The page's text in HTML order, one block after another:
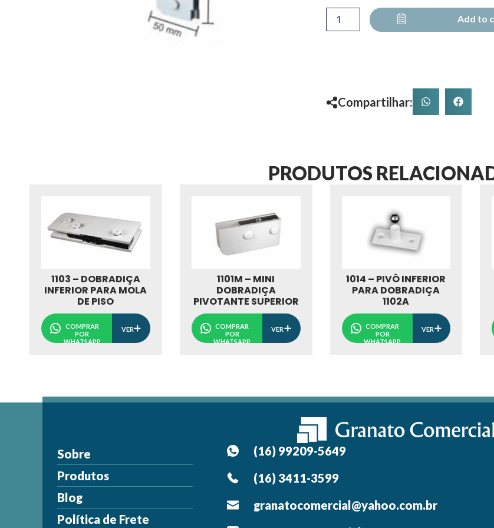
Add to
Compartilhar:
PRODUTOS
1103 – DOBRADIÇA
INFERIOR PARA MOLA
DE PISO
COMPRAR
POR
WHATSAPP
VER
1101M – MINI
DOBRADIÇA
PIVOTANTE SUPERIOR
COMPRAR
POR
WHATSAPP
VER
1014 – PIVÔ INFERIOR
PARA DOBRADIÇA
1102A
COMPRAR
POR
WHATSAPP
VER
Sobre
Produtos
Blog
Política de Frete
(16) 99209-5649
(16) 3411-3599
granatocomercial@yahoo.com.br